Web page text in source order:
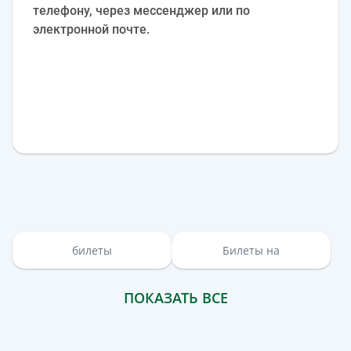
телефону, через мессенджер или по
электронной почте.
билеты Билеты на
ПОКАЗАТЬ ВСЕ